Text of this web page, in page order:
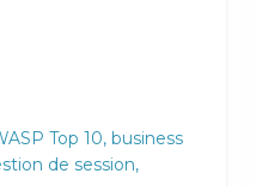
Top 10, business
de session,